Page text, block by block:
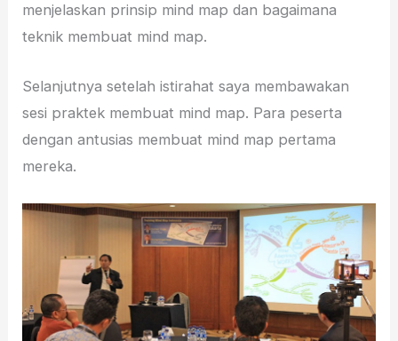
menjelaskan prinsip mind map dan bagaimana
teknik membuat mind map.
Selanjutnya setelah istirahat saya membawakan
sesi praktek membuat mind map. Para peserta
dengan antusias membuat mind map pertama
mereka.